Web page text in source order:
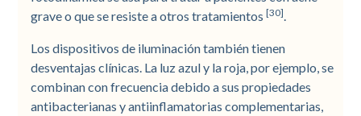
grave o que se resiste a otros tratamientos[30]
Los dispositivos de iluminación también tienen
desventajas clínicas. La luz azul y la roja, por ejemplo, se
combinan con frecuencia debido a sus propiedades
antibacterianas y antiinflamatorias complementarias,